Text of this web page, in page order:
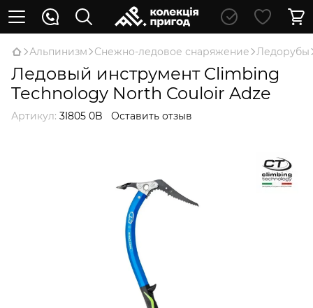
Альпинизм Снежно-ледовое снаряжение Ледорубы
Ледовый инструмент Climbing
Technology North Couloir Adze
Артикул: 3I805 0B Оставить отзыв